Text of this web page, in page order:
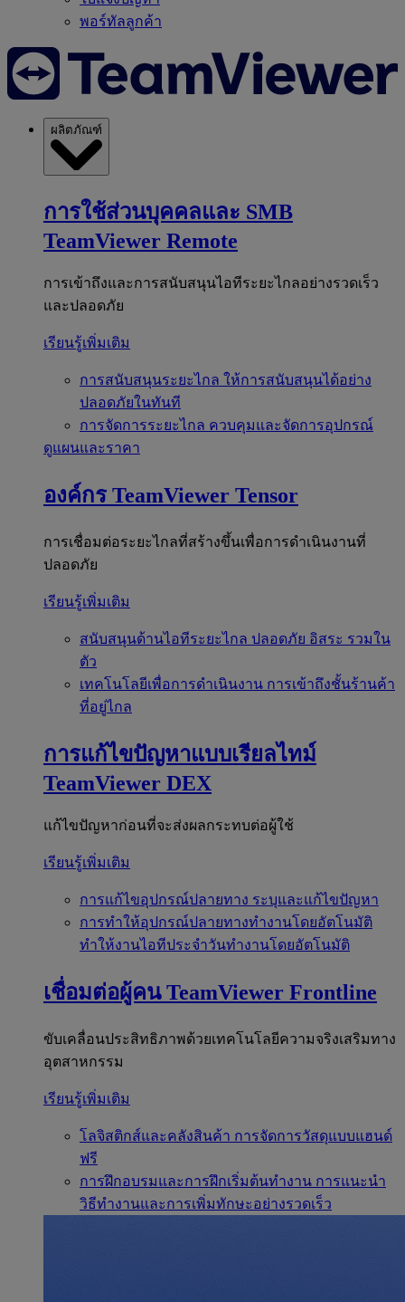
พอร์ทัลลูกค้า
ผลิตภัณฑ์
การใช้ส่วนบุคคลและ SMB
TeamViewer Remote
การเข้าถึงและการสนับสนุนไอทีระยะไกลอย่างรวดเร็ว
และปลอดภัย
เรียนรู้เพิ่มเติม
การสนับสนุนระยะไกล ให้การสนับสนุนได้อย่าง
ปลอดภัยในทันที
การจัดการระยะไกล ควบคุมและจัดการอุปกรณ์
ดูแผนและราคา
องค์กร TeamViewer Tensor
การเชื่อมต่อระยะไกลที่สร้างขึ้นเพื่อการดำเนินงานที่
ปลอดภัย
เรียนรู้เพิ่มเติม
สนับสนุนด้านไอทีระยะไกล ปลอดภัย อิสระ รวมใน
ตัว
เทคโนโลยีเพื่อการดำเนินงาน การเข้าถึงชั้นร้านค้า
ที่อยู่ไกล
การแก้ไขปัญหาแบบเรียลไทม์
TeamViewer DEX
แก้ไขปัญหาก่อนที่จะส่งผลกระทบต่อผู้ใช้
เรียนรู้เพิ่มเติม
การแก้ไขอุปกรณ์ปลายทาง ระบุและแก้ไขปัญหา
การทำให้อุปกรณ์ปลายทางทำงานโดยอัตโนมัติ
ทำให้งานไอทีประจำวันทำงานโดยอัตโนมัติ
เชื่อมต่อผู้คน TeamViewer Frontline
ขับเคลื่อนประสิทธิภาพด้วยเทคโนโลยีความจริงเสริมทาง
อุตสาหกรรม
เรียนรู้เพิ่มเติม
โลจิสติกส์และคลังสินค้า การจัดการวัสดุแบบแฮนด์
ฟรี
การฝึกอบรมและการฝึกเริ่มต้นทำงาน การแนะนำ
วิธีทำงานและการเพิ่มทักษะอย่างรวดเร็ว